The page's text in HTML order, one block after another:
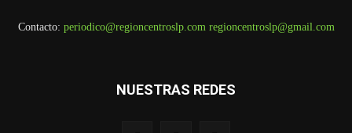
Contacto: periodico@regioncentroslp.com regioncentroslp@gmail.com
NUESTRAS REDES